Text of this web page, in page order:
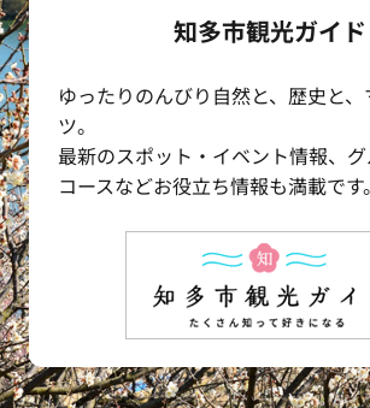
知多市観光ガイド
ゆったりのんびり⾃然と、歴史と
ツ。
最新のスポット・イベント情報、
コースなどお役⽴ち情報も満載です。